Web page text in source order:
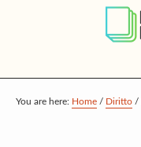
p
t
p
t
p
t
You are here: Home / Diritto /